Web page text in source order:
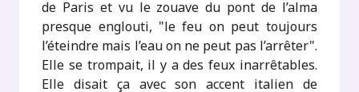
de Paris et vu le zouave du pont de l’alma
presque englouti, "le feu on peut toujours
l’éteindre mais l’eau on ne peut pas l’arrêter".
Elle se trompait, il y a des feux inarrêtables.
Elle disait ça avec son accent italien de